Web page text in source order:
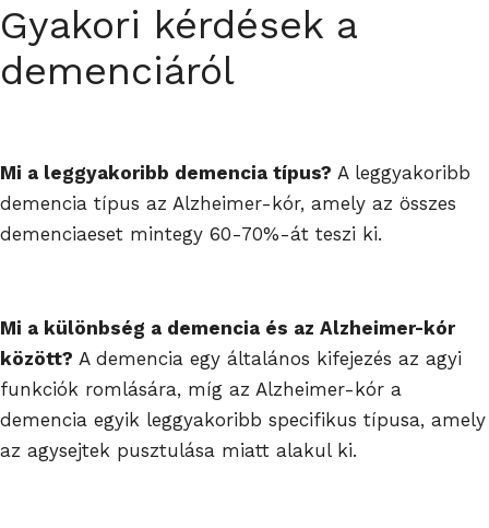
Gyakori kérdések a
demenciáról
Mi a leggyakoribb demencia típus? A leggyakoribb
demencia típus az Alzheimer-kór, amely az összes
demenciaeset mintegy 60-70%-át teszi ki.
Mi a különbség a demencia és az Alzheimer-kór
között? A demencia egy általános kifejezés az agyi
funkciók romlására, míg az Alzheimer-kór a
demencia egyik leggyakoribb specifikus típusa, amely
az agysejtek pusztulása miatt alakul ki.